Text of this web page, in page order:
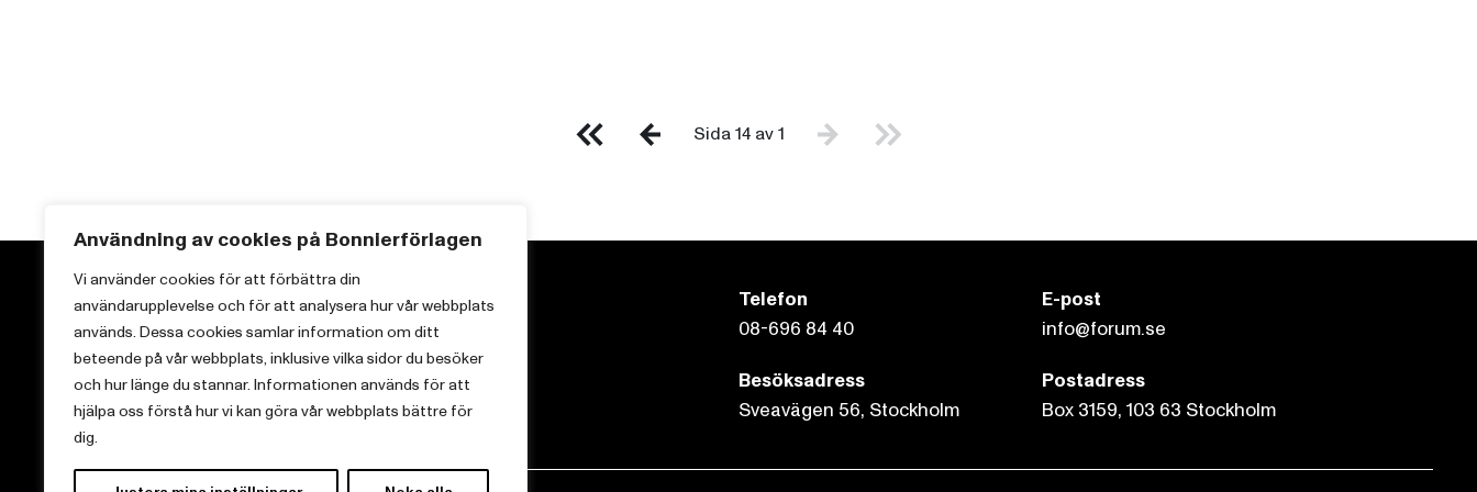
Användning av cookies på Bonnierförlagen
Vi använder cookies för att förbättra din
användarupplevelse och för att analysera hur vår webbplats
används. Dessa cookies samlar information om ditt
beteende på vår webbplats, inklusive vilka sidor du besöker
och hur länge du stannar. Informationen används för att
hjälpa oss förstå hur vi kan göra vår webbplats bättre för
dig.
Sida 14 av 1
Vi brinner för starka berättelser och att sprida
kunskap inom aktuella ämnen.
Telefon
08-696 84 40
E-post
info@forum.se
Besöksadress
Sveavägen 56, Stockholm
Postadress
Box 3159, 103 63 Stockholm